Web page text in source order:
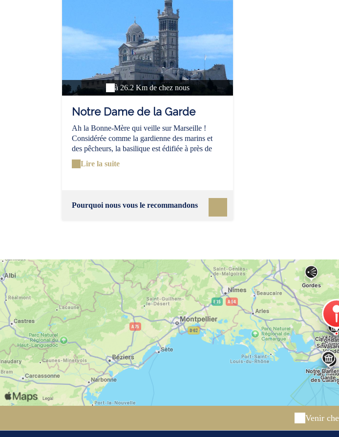
à 26.2 Km de chez nous
Notre Dame de la Garde
Ah la Bonne-Mère qui veille sur Marseille !
Considérée comme la gardienne des marins et
des pêcheurs, la basilique est édifiée à près de
150 mètres de hauteurs à cheval sur les quartiers
du Roucas blanc et de Vauban. Pour y monter on
demandera 1h-1h30 d'efforts depuis le Vieux-
Lire la suite
Pourquoi nous vous le recommandons
Venir